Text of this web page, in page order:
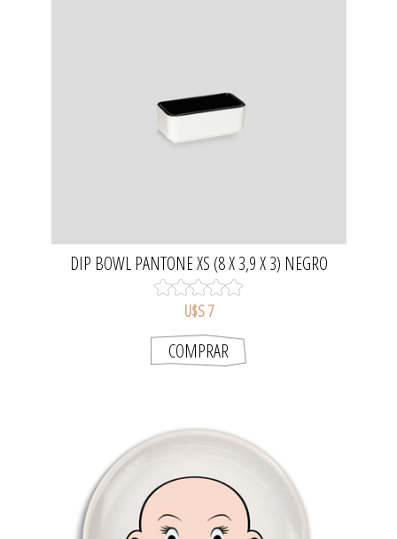
DIP BOWL PANTONE XS (8 X 3,9 X 3) NEGRO
U$S 7